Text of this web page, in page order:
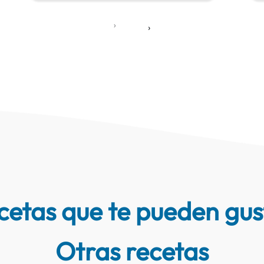
‹ ›
que te pueden
Otras recetas